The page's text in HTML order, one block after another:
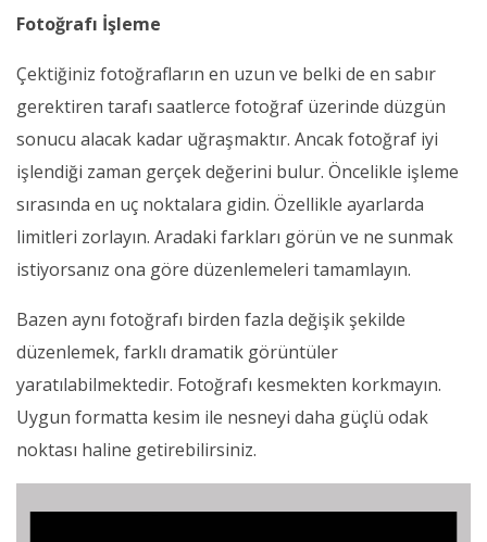
Fotoğrafı İşleme
Çektiğiniz fotoğrafların en uzun ve belki de en sabır
gerektiren tarafı saatlerce fotoğraf üzerinde düzgün
sonucu alacak kadar uğraşmaktır. Ancak fotoğraf iyi
işlendiği zaman gerçek değerini bulur. Öncelikle işleme
sırasında en uç noktalara gidin. Özellikle ayarlarda
limitleri zorlayın. Aradaki farkları görün ve ne sunmak
istiyorsanız ona göre düzenlemeleri tamamlayın.
Bazen aynı fotoğrafı birden fazla değişik şekilde
düzenlemek, farklı dramatik görüntüler
yaratılabilmektedir. Fotoğrafı kesmekten korkmayın.
Uygun formatta kesim ile nesneyi daha güçlü odak
noktası haline getirebilirsiniz.